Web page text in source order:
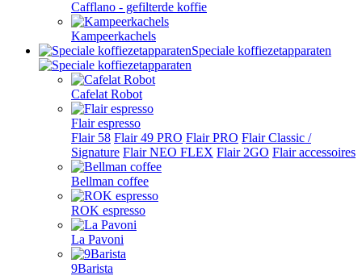
Cafflano - gefilterde koffie
Kampeerkachels
Speciale koffiezetapparaten
Cafelat Robot
Flair espresso
Flair 58 Flair 49 PRO Flair PRO Flair Classic /
Signature Flair NEO FLEX Flair 2GO Flair accessoires
Bellman coffee
ROK espresso
La Pavoni
9Barista